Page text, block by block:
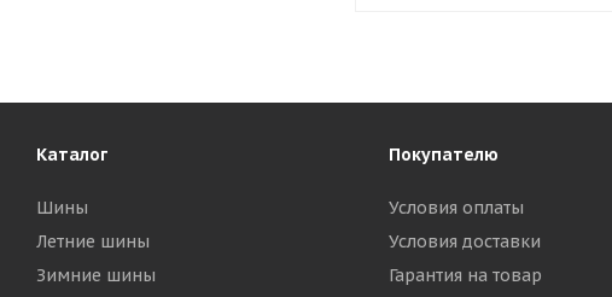
Каталог
Шины
Летние шины
Зимние шины
Покупателю
Условия оплаты
Условия доставки
Гарантия на товар